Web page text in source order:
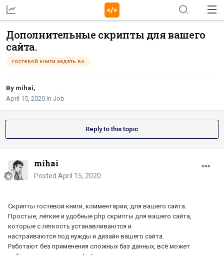
Дополнительные скрипты для вашего
сайта.
гостевой книги задать во
By mihai,
April 15, 2020 in Job
Reply to this topic
mihai
Posted April 15, 2020
Скрипты гостевой книги, комментарии, для вашего сайта.
Простые, лёгкие и удобные php скрипты для вашего сайта,
которые с лёгкость устанавливаются и
настраиваются под нужды и дизайн вашего сайта.
Работают без применения сложных баз данных, всё может